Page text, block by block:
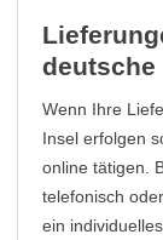
deutsche
Wenn Ihre
Insel erfolgen
online tätigen.
telefonisch
ein